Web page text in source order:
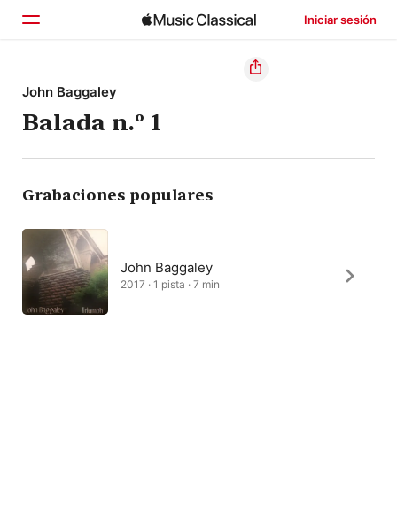
Iniciar sesión
Inicio
Explorar
Buscar
John Baggaley
Balada n.º 1
Grabaciones populares
John Baggaley
2017 · 1 pista · 7 min